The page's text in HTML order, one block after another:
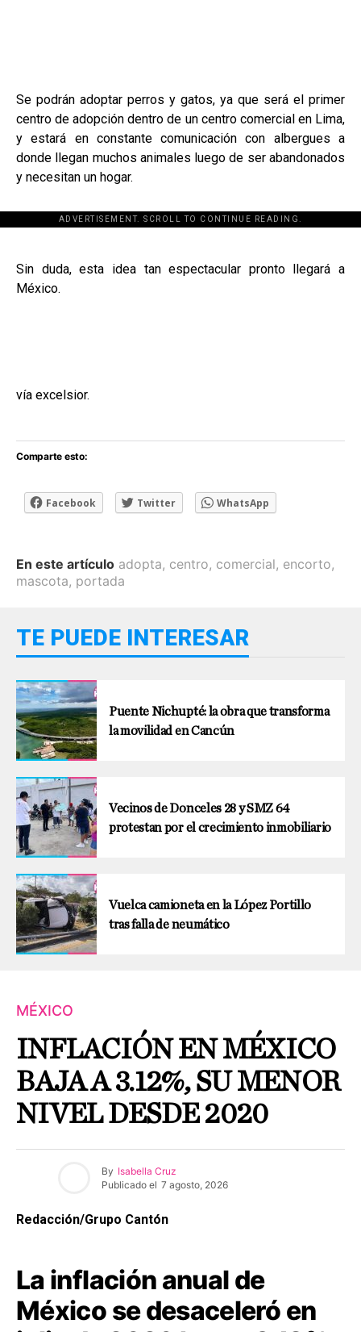
Se podrán adoptar perros y gatos, ya que será el primer
centro de adopción dentro de un centro comercial en Lima,
y estará en constante comunicación con albergues a
donde llegan muchos animales luego de ser abandonados
y necesitan un hogar.
ADVERTISEMENT. SCROLL TO CONTINUE READING.
[adsforwp id="243463"]
Sin duda, esta idea tan espectacular pronto llegará a
México.
vía excelsior.
Comparte esto:
Facebook Twitter WhatsApp
En este artículo adopta, centro, comercial, encorto,
mascota, portada
TE PUEDE INTERESAR
Puente Nichupté: la obra que transforma
la movilidad en Cancún
Vecinos de Donceles 28 y SMZ 64
protestan por el crecimiento inmobiliario
Vuelca camioneta en la López Portillo
tras falla de neumático
MÉXICO
INFLACIÓN EN MÉXICO
BAJA A 3.12%, SU MENOR
NIVEL DESDE 2020
By Isabella Cruz
Publicado el 7 agosto, 2026
Redacción/Grupo Cantón
La inflación anual de
México se desaceleró en